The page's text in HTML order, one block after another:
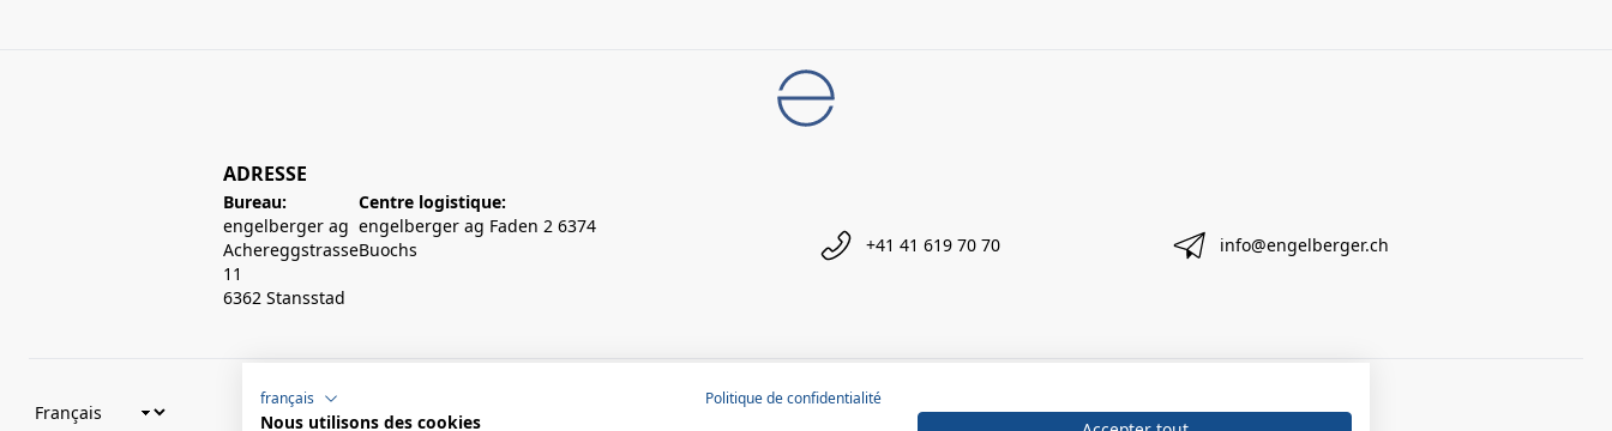
ADRESSE
Bureau:
engelberger ag
Achereggstrasse
11
6362 Stansstad
Centre logistique:
engelberger ag Faden 2 6374
Buochs
+41 41 619 70 70 info@engelberger.ch
français Politique de confidentialité
Nous utilisons des cookies